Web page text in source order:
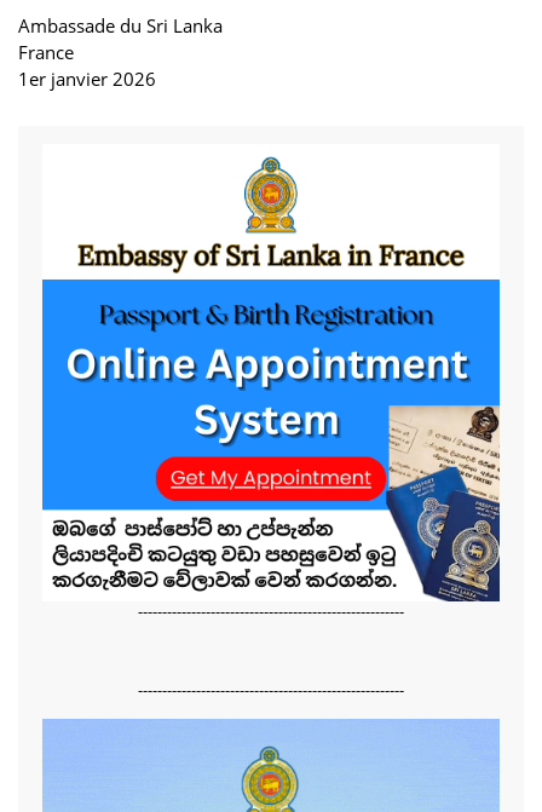
Ambassade du Sri Lanka
France
1er janvier 2026
-------------------------------------------------------
-------------------------------------------------------